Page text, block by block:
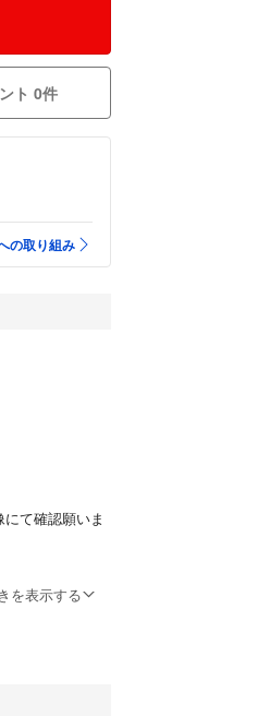
ト 0件
の取り組み
て確認願いま
解願います。
を表示する